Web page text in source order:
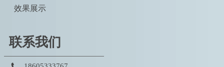
效果展示
联系我们